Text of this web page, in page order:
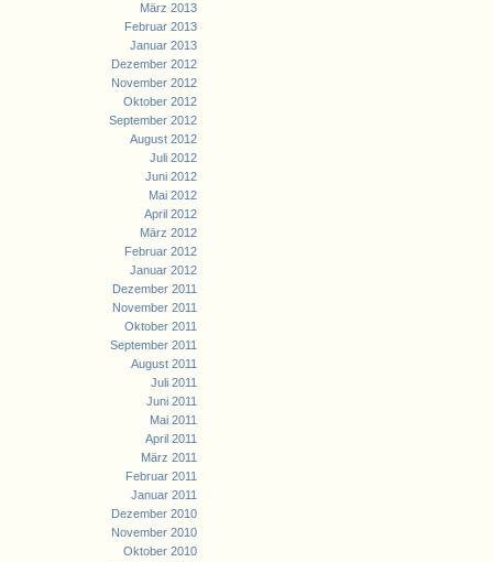
März 2013
Februar 2013
Januar 2013
Dezember 2012
November 2012
Oktober 2012
September 2012
August 2012
Juli 2012
Juni 2012
Mai 2012
April 2012
März 2012
Februar 2012
Januar 2012
Dezember 2011
November 2011
Oktober 2011
September 2011
August 2011
Juli 2011
Juni 2011
Mai 2011
April 2011
März 2011
Februar 2011
Januar 2011
Dezember 2010
November 2010
Oktober 2010